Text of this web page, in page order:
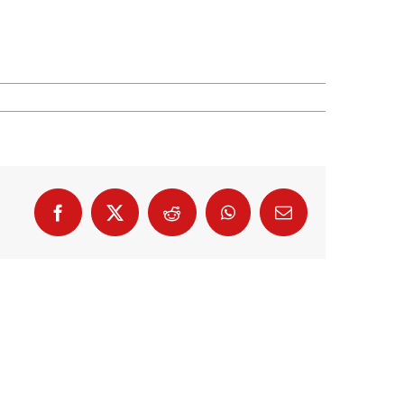
Facebook
X Reddit WhatsApp
E-
Mail